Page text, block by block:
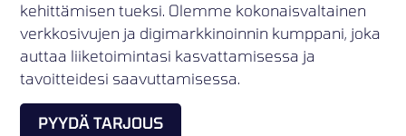
kehittämisen tueksi. Olemme kokonaisvaltainen
verkkosivujen ja digimarkkinoinnin kumppani, joka
auttaa liiketoimintasi kasvattamisessa ja
tavoitteidesi saavuttamisessa.
PYYDÄ TARJOUS